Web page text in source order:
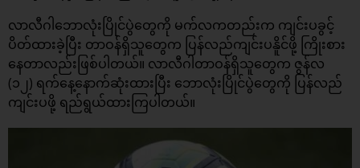
လာလီဂါဘောလုံးပြိုင်ပွဲတွေကို မက်လကတည်းက ကျင်းပခွင့်
ပိတ်ထားခဲ့ပြီး တာဝန်ရှိသူတွေက ပြန်လည်ကျင်းပနိူင်ဖို့ ကြိုးစား
နေတာလည်းဖြစ်ပါတယ်။ လာလီဂါတာဝန်ရှိသူတွေက ဇွန်လ
(၁၂) ရက်နေ့နောက်ဆုံးထားပြီး ဘောလုံးပြိုင်ပွဲတွေကို ပြန်လည်
ကျင်းပဖို့ ရည်ရွယ်ထားကြပါတယ်။